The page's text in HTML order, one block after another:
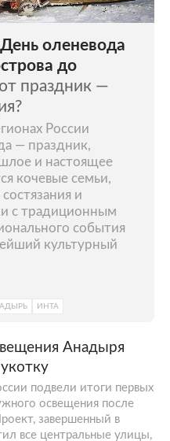
оленевода
до
праздник —
России
— праздник,
и настоящее
кочевые семьи,
и
с традиционным
события
культурный
ИНТА
Анадыря
подвели итоги первых
освещения после
завершенный в
все центральные улицы,